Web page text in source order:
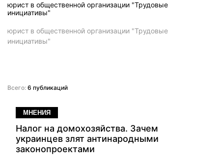
юрист в общественной организации "Трудовые
инициативы"
юрист в общественной организации "Трудовые
инициативы"
Всего: 6 публикаций
МНЕНИЯ
Налог на домохозяйства. Зачем
украинцев злят антинародными
законопроектами